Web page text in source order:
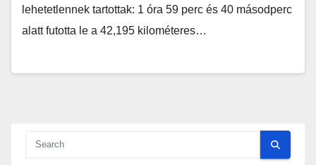
lehetetlennek tartottak: 1 óra 59 perc és 40 másodperc
alatt futotta le a 42,195 kilométeres…